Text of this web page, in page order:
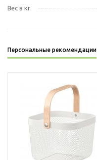
Вес в кг.
Персональные рекомендации